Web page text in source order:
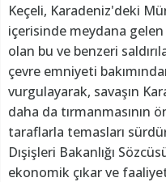
Keçeli, Karadeniz'deki
içerisinde meydana gelen
olan bu ve benzeri
çevre emniyeti
vurgulayarak, savaşın
daha da tırmanmasının
taraflarla temasları
Dışişleri Bakanlığı
ekonomik çıkar ve